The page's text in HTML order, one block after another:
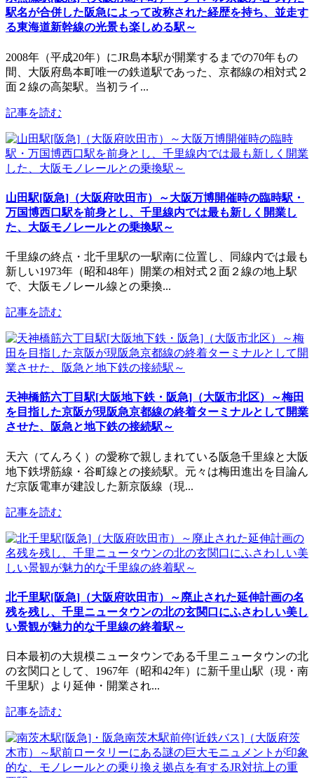
駅名が合併した阪急によって改称された経歴を持ち、並走す
る東海道新幹線の光景も楽しめる駅～
2008年（平成20年）にJR島本駅が開業するまでの70年もの
間、大阪府島本町唯一の鉄道駅であった、京都線の相対式２
面２線の高架駅。当初ライ...
記事を読む
山田駅[阪急]（大阪府吹田市）～大阪万博開催時の臨時駅・
万国博西口駅を前身とし、千里線内では最も新しく開業し
た、大阪モノレールとの乗換駅～
千里線の終点・北千里駅の一駅南に位置し、同線内では最も
新しい1973年（昭和48年）開業の相対式２面２線の地上駅
で、大阪モノレール線との乗換...
記事を読む
天神橋筋六丁目駅[大阪地下鉄・阪急]（大阪市北区）～梅田
を目指した京阪が現阪急京都線の終着ターミナルとして開業
させた、阪急と地下鉄の接続駅～
天六（てんろく）の愛称で親しまれている阪急千里線と大阪
地下鉄堺筋線・谷町線との接続駅。元々は梅田進出を目論ん
だ京阪電車が建設した新京阪線（現...
記事を読む
北千里駅[阪急]（大阪府吹田市）～廃止された延伸計画の名
残を残し、千里ニュータウンの北の玄関口にふさわしい美し
い景観が魅力的な千里線の終着駅～
日本最初の大規模ニュータウンである千里ニュータウンの北
の玄関口として、1967年（昭和42年）に新千里山駅（現・南
千里駅）より延伸・開業され...
記事を読む